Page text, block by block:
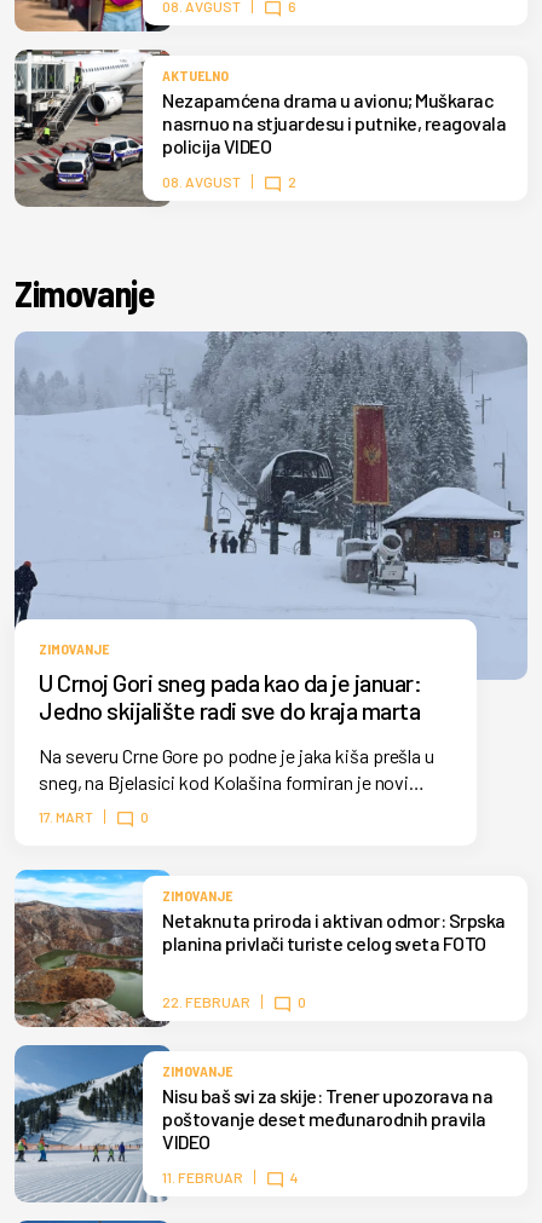
08. AVGUST 6
AKTUELNO
Nezapamćena drama u avionu; Muškarac
nasrnuo na stjuardesu i putnike, reagovala
policija VIDEO
08. AVGUST 2
Zimovanje
ZIMOVANJE
U Crnoj Gori sneg pada kao da je januar:
Jedno skijalište radi sve do kraja marta
Na severu Crne Gore po podne je jaka kiša prešla u
sneg, na Bjelasici kod Kolašina formiran je novi
snežni pokrivač. Skijaši mogu duže da uživaju u
zimskim sportovima.
17. MART 0
ZIMOVANJE
Netaknuta priroda i aktivan odmor: Srpska
planina privlači turiste celog sveta FOTO
22. FEBRUAR 0
ZIMOVANJE
Nisu baš svi za skije: Trener upozorava na
poštovanje deset međunarodnih pravila
VIDEO
11. FEBRUAR 4